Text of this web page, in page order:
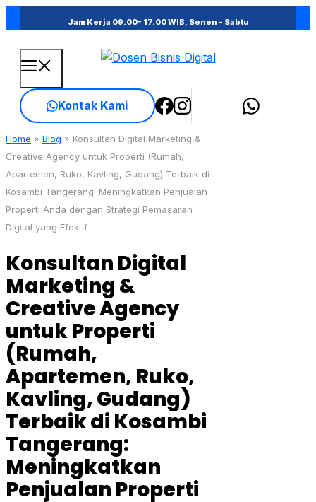
to
content
Jam Kerja 09.00- 17.00 WIB, Senen - Sabtu
Kontak Kami
Home » Blog » Konsultan Digital Marketing &
Creative Agency untuk Properti (Rumah,
Apartemen, Ruko, Kavling, Gudang) Terbaik di
Kosambi Tangerang: Meningkatkan Penjualan
Properti Anda dengan Strategi Pemasaran
Digital yang Efektif
Konsultan Digital
Marketing &
Creative Agency
untuk Properti
(Rumah,
Apartemen, Ruko,
Kavling, Gudang)
Terbaik di Kosambi
Tangerang:
Meningkatkan
Penjualan Properti